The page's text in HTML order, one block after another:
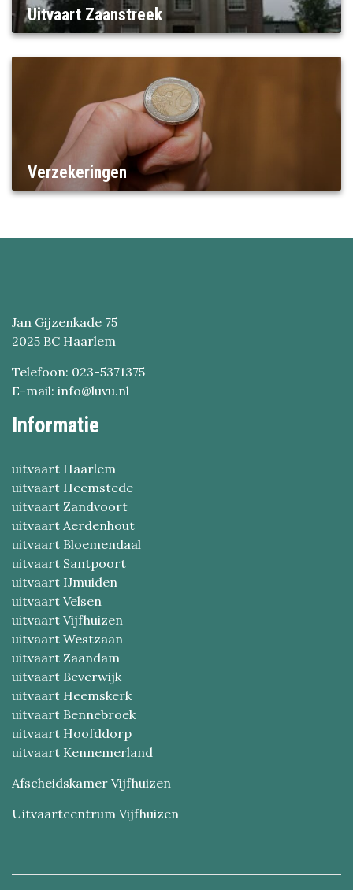
Uitvaart Zaanstreek
Verzekeringen
Jan Gijzenkade 75
2025 BC Haarlem
Telefoon: 023-5371375
E-mail: info@luvu.nl
Informatie
uitvaart Haarlem
uitvaart Heemstede
uitvaart Zandvoort
uitvaart Aerdenhout
uitvaart Bloemendaal
uitvaart Santpoort
uitvaart IJmuiden
uitvaart Velsen
uitvaart Vijfhuizen
uitvaart Westzaan
uitvaart Zaandam
uitvaart Beverwijk
uitvaart Heemskerk
uitvaart Bennebroek
uitvaart Hoofddorp
uitvaart Kennemerland
Afscheidskamer Vijfhuizen
Uitvaartcentrum Vijfhuizen